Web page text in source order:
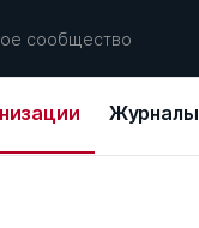
сообщество
Журналы